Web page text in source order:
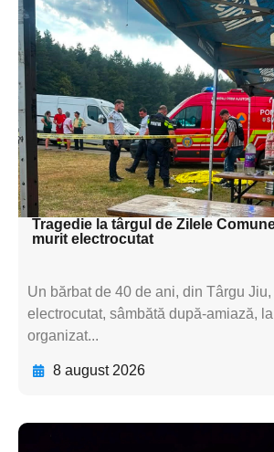
Adaugă aici
subtitluAdaugă
textul pentru
subtitluAdaugă
textul pentru
subtitluAdaugă
textul pentru
Tragedie la târgul de Zilele
murit electrocutat
Un bărbat de 40 de ani, din Târgu
electrocutat, sâmbătă după-amiază, la
organizat...
8 august 2026